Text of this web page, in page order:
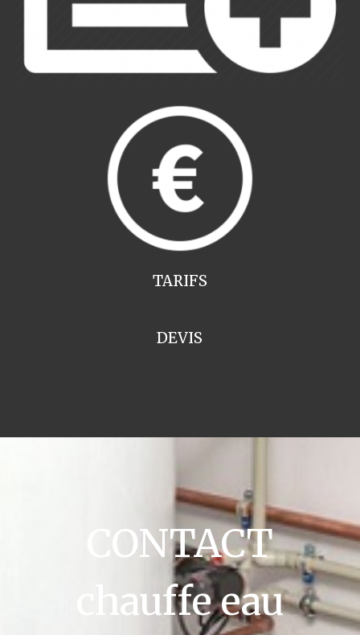
TARIFS
DEVIS
CONTACT
chauffe eau